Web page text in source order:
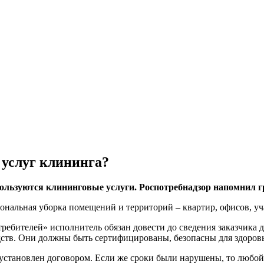
клининга?
клининговые услуги. Роспотребнадзор напомнил
уборка помещений и территорий – квартир, офисов,
исполнитель обязан довести до сведения
Они должны быть сертифицированы, безопасны для
договором. Если же сроки были нарушены, то любой